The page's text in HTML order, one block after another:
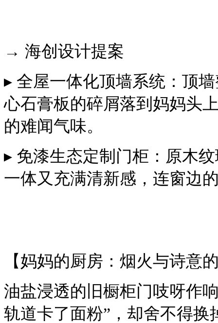
→ 海创设计提案
▸ 全屋一体化顶墙系统：顶
心石膏板的碎屑落到妈妈头
的难闻气味。
▸ 免漆生态定制门柜：原木
一体又充满清新感，连窗边
【妈妈的厨房：烟火与诗意
油盐浸透的旧橱柜门吱呀作
轨道卡了面粉”，却舍不得